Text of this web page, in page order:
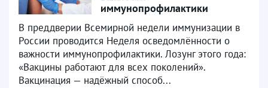
иммунопрофилактики
В преддверии Всемирной недели иммунизации в
России проводится Неделя осведомлённости о
важности иммунопрофилактики. Лозунг этого года:
«Вакцины работают для всех поколений».
Вакцинация — надёжный способ...